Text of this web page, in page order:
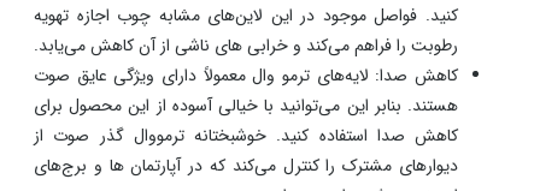
کنید. فواصل موجود در این لاین‌های مشابه چوب اجازه تهویه
رطوبت را فراهم می‌کند و خرابی های ناشی از آن کاهش می‌یابد.
کاهش صدا: لایه‌های ترمو وال معمولاً دارای ویژگی‌ عایق صوت
هستند. بنابر این می‌توانید با خیالی آسوده از این محصول برای
کاهش صدا استفاده کنید. خوشبختانه ترمووال گذر صوت از
دیوارهای مشترک را کنترل می‌کند که در آپارتمان ها و برج‌های